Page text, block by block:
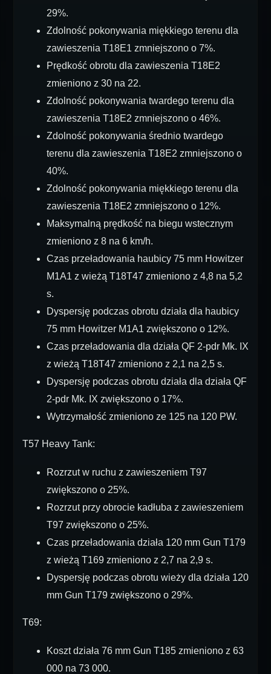
29%.
Zdolność pokonywania miękkiego terenu dla
zawieszenia T18E1 zmniejszono o 7%.
Prędkość obrotu dla zawieszenia T18E2
zmieniono z 30 na 22.
Zdolność pokonywania twardego terenu dla
zawieszenia T18E2 zmniejszono o 46%.
Zdolność pokonywania średnio twardego
terenu dla zawieszenia T18E2 zmniejszono o
40%.
Zdolność pokonywania miękkiego terenu dla
zawieszenia T18E2 zmniejszono o 12%.
Maksymalną prędkość na biegu wstecznym
zmieniono z 8 na 6 km/h.
Czas przeładowania haubicy 75 mm Howitzer
M1A1 z wieżą T18T47 zmieniono z 4,8 na 5,2
s.
Dyspersję podczas obrotu działa dla haubicy
75 mm Howitzer M1A1 zwiększono o 12%.
Czas przeładowania dla działa QF 2-pdr Mk. IX
z wieżą T18T47 zmieniono z 2,1 na 2,5 s.
Dyspersję podczas obrotu działa dla działa QF
2-pdr Mk. IX zwiększono o 17%.
Wytrzymałość zmieniono ze 125 na 120 PW.
T57 Heavy Tank:
Rozrzut w ruchu z zawieszeniem T97
zwiększono o 25%.
Rozrzut przy obrocie kadłuba z zawieszeniem
T97 zwiększono o 25%.
Czas przeładowania działa 120 mm Gun T179
z wieżą T169 zmieniono z 2,7 na 2,9 s.
Dyspersję podczas obrotu wieży dla działa 120
mm Gun T179 zwiększono o 29%.
T69:
Koszt działa 76 mm Gun T185 zmieniono z 63
000 na 73 000.